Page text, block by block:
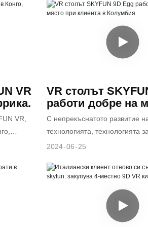
парк,
и
VR
VR,
VR столът
работи добре на
клиента в
С непрекъснатото развитие
технологията, технологията
реалност (VR) постепенно
уникално завладяващо
тях, 9D VR яйцевидният стол,
производителност и
само донесе значителни
търговците, но и получи добри
2024 06 25